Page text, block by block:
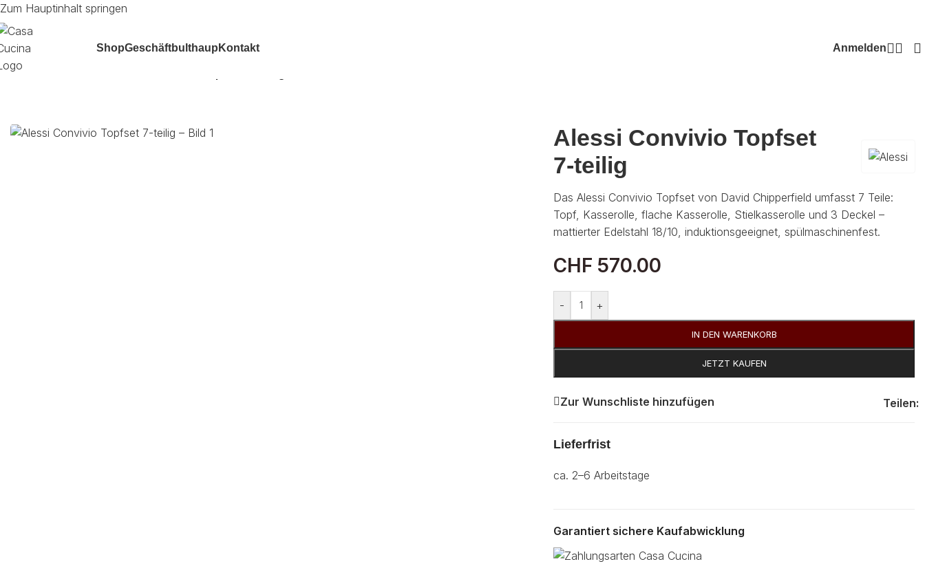
Zum Hauptinhalt springen
ShopGeschäftbulthaup Kontakt Anmelden
Start
Alessi Convivio Topfset
7-teilig
Das Alessi Convivio Topfset von David Chipperfield umfasst 7 Teile:
Topf, Kasserolle, flache Kasserolle, Stielkasserolle und 3 Deckel –
mattierter Edelstahl 18/10, induktionsgeeignet, spülmaschinenfest.
CHF 570.00
- +
IN DEN WARENKORB
JETZT KAUFEN
Zur Wunschliste hinzufügen Teilen:
Lieferfrist
ca. 2–6 Arbeitstage
Garantiert sichere Kaufabwicklung